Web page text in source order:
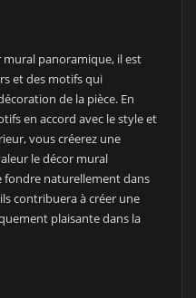
mural panoramique, il est
et des motifs qui
de la pièce. En
en accord avec le style et
vous créerez une
le décor mural
fondre naturellement dans
contribuera à créer une
plaisante dans la